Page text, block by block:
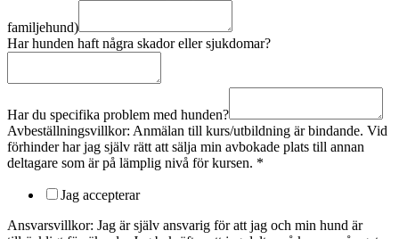
familjehund)
Har hunden haft några skador eller sjukdomar?
Har du specifika problem med hunden?
Avbeställningsvillkor: Anmälan till kurs/utbildning är bindande. Vid
förhinder har jag själv rätt att sälja min avbokade plats till annan
deltagare som är på lämplig nivå för kursen. *
Jag accepterar
Ansvarsvillkor: Jag är själv ansvarig för att jag och min hund är